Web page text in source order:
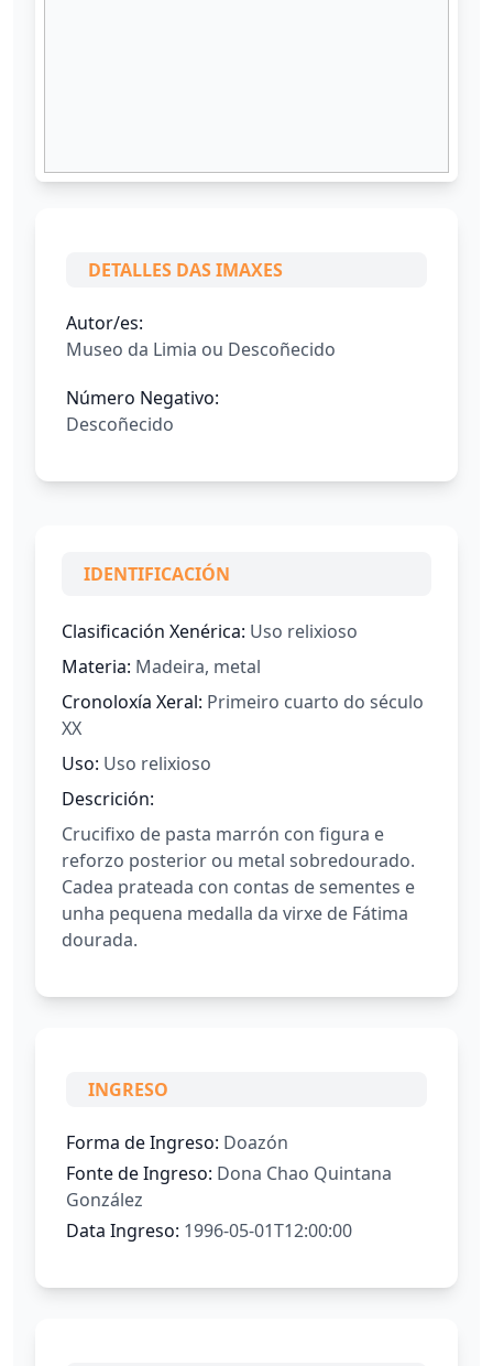
DETALLES DAS IMAXES
Autor/es:
Museo da Limia ou Descoñecido
Número Negativo:
Descoñecido
IDENTIFICACIÓN
Clasificación Xenérica: Uso relixioso
Materia: Madeira, metal
Cronoloxía Xeral: Primeiro cuarto do século
XX
Uso: Uso relixioso
Descrición:
Crucifixo de pasta marrón con figura e
reforzo posterior ou metal sobredourado.
Cadea prateada con contas de sementes e
unha pequena medalla da virxe de Fátima
dourada.
INGRESO
Forma de Ingreso: Doazón
Fonte de Ingreso: Dona Chao Quintana
González
Data Ingreso: 1996-05-01T12:00:00